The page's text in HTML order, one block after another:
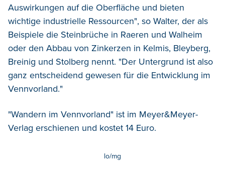
Auswirkungen auf die Oberfläche und bieten
wichtige industrielle Ressourcen", so Walter, der als
Beispiele die Steinbrüche in Raeren und Walheim
oder den Abbau von Zinkerzen in Kelmis, Bleyberg,
Breinig und Stolberg nennt. "Der Untergrund ist also
ganz entscheidend gewesen für die Entwicklung im
Vennvorland."
"Wandern im Vennvorland" ist im Meyer&Meyer-
Verlag erschienen und kostet 14 Euro.
lo/mg